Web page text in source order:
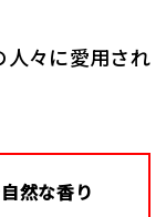
人々に愛用され
然な香り